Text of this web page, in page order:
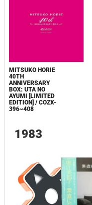
MITSUKO HORIE
40TH
ANNIVERSARY
BOX: UTA NO
AYUMI [LIMITED
EDITION] / COZX-
396~408
1983